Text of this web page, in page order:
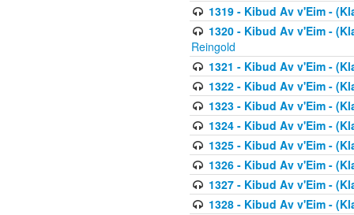
1319 - Kibud Av v'Eim -
1320 - Kibud Av v'Eim -
Reingold
1321 - Kibud Av v'Eim -
1322 - Kibud Av v'Eim -
1323 - Kibud Av v'Eim -
1324 - Kibud Av v'Eim -
1325 - Kibud Av v'Eim -
1326 - Kibud Av v'Eim -
1327 - Kibud Av v'Eim -
1328 - Kibud Av v'Eim -